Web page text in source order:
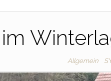
Allgemein